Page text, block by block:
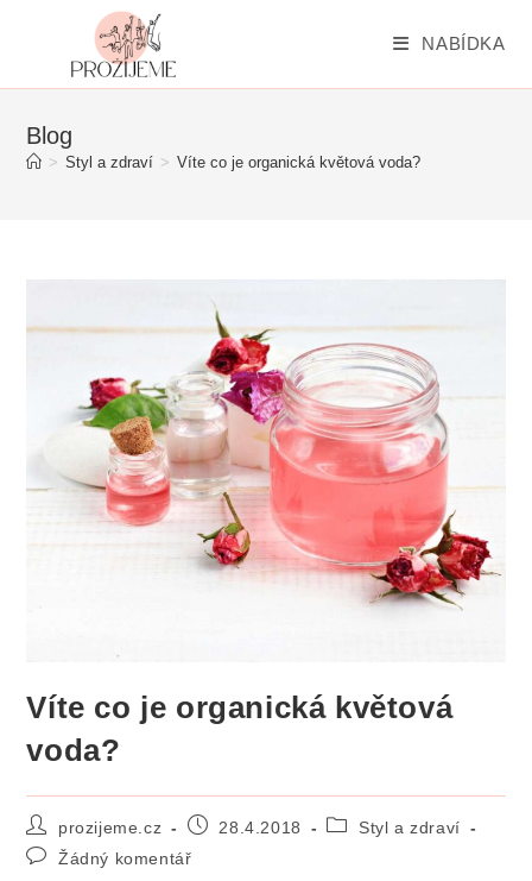
NABÍDKA
Blog
> Styl a zdraví > Víte co je organická květová voda?
Víte co je organická květová
voda?
Autor
příspěvku
prozijeme.cz
Příspěvek
publikován
28.4.2018
RubrikyStyl a zdraví
Komentáře
Žádný komentář